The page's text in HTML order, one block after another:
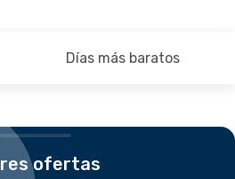
Días más baratos
ofertas